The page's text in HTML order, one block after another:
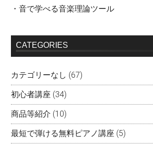
・音で学べる音楽理論ツール
CATEGORIES
カテゴリーなし (67)
初心者講座 (34)
商品等紹介 (10)
最短で弾ける無料ピアノ講座 (5)